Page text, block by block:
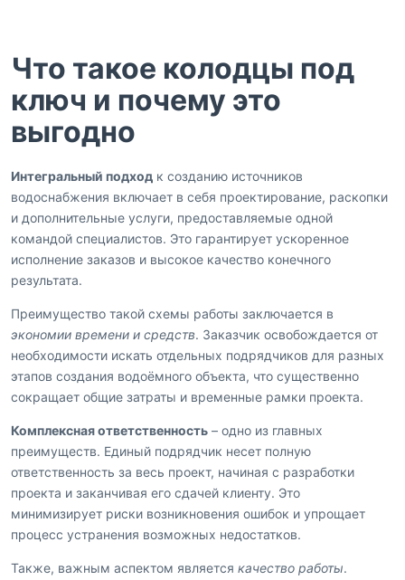
Что такое колодцы под
ключ и почему это
выгодно
Интегральный подход к созданию источников
водоснабжения включает в себя проектирование, раскопки
и дополнительные услуги, предоставляемые одной
командой специалистов. Это гарантирует ускоренное
исполнение заказов и высокое качество конечного
результата.
Преимущество такой схемы работы заключается в
экономии времени и средств. Заказчик освобождается от
необходимости искать отдельных подрядчиков для разных
этапов создания водоёмного объекта, что существенно
сокращает общие затраты и временные рамки проекта.
Комплексная ответственность – одно из главных
преимуществ. Единый подрядчик несет полную
ответственность за весь проект, начиная с разработки
проекта и заканчивая его сдачей клиенту. Это
минимизирует риски возникновения ошибок и упрощает
процесс устранения возможных недостатков.
Также, важным аспектом является качество работы.